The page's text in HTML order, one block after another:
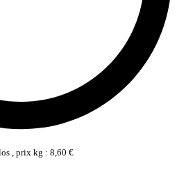
, prix kg : 8,60 €